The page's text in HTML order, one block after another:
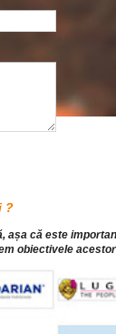
?
așa că este
obiectivele